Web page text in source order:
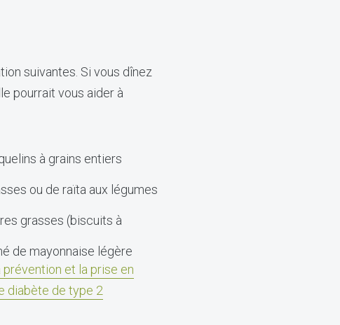
suivantes. Si vous dînez
pourrait vous aider à
à grains entiers
ou de raïta aux légumes
grasses (biscuits à
de mayonnaise légère
et la prise en
diabète de type 2